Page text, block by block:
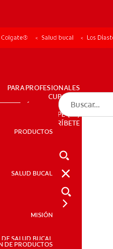
PRODUCTOS
PARA PROFESIONALES
CUPONES
DÓNDE COMPRAR
PE (ES)
SUSCRÍBETE
PRODUCTOS
SALUD BUCAL
MISIÓN
SALUD BUCAL
DE PRODUCTOS
Colgate® Salud bucal Los
Las